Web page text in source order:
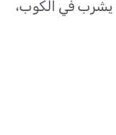
يشرب في الكوب،